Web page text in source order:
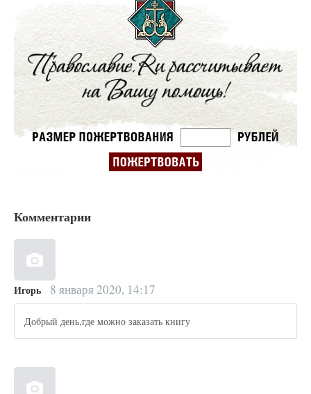
Комментарии
Игорь 8 января 2020, 14:17
Добрый день,где можно заказать книгу